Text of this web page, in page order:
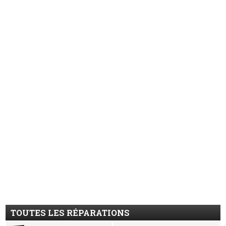
TOUTES LES RÉPARATIONS